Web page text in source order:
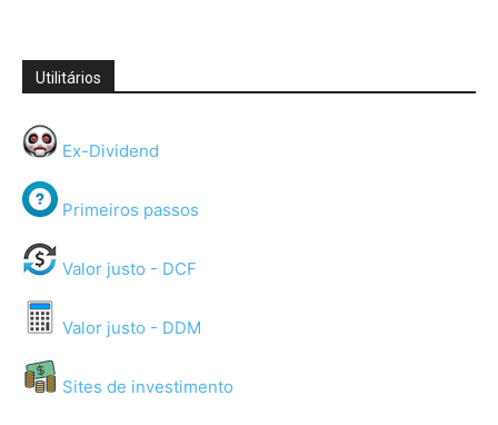
Utilitários
Ex-Dividend
Primeiros passos
Valor justo - DCF
Valor justo - DDM
Sites de investimento